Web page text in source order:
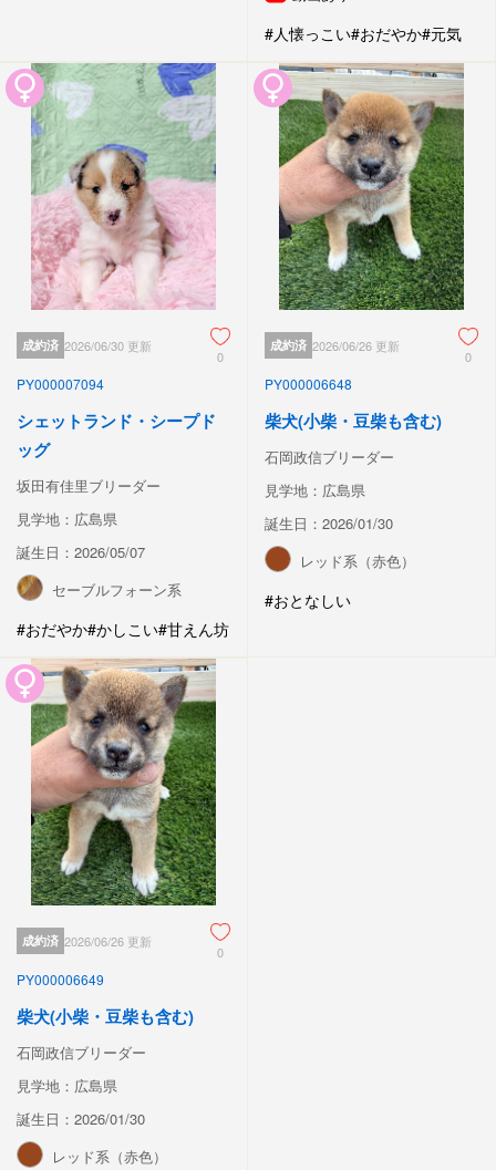
#人懐っこい#おだやか#元気
成約済 2026/06/30 更新
0
PY000007094
シェットランド・シープド
ッグ
坂田有佳里ブリーダー
見学地：広島県
誕生日：2026/05/07
セーブルフォーン系
#おだやか#かしこい#甘えん坊
成約済 2026/06/26 更新
0
PY000006648
柴犬(小柴・豆柴も含む)
石岡政信ブリーダー
見学地：広島県
誕生日：2026/01/30
レッド系（赤色）
#おとなしい
成約済 2026/06/26 更新
0
PY000006649
柴犬(小柴・豆柴も含む)
石岡政信ブリーダー
見学地：広島県
誕生日：2026/01/30
レッド系（赤色）